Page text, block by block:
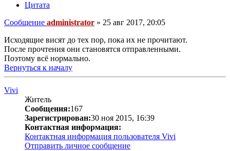
Цитата
Сообщение administrator » 25 авг 2017, 20:05
Исходящие висят до тех пор, пока их не прочитают.
После прочтения они становятся отправленными.
Поэтому всё нормально.
Вернуться к началу
Vivi
Житель
Сообщения:167
Зарегистрирован:30 ноя 2015, 16:39
Контактная информация:
Контактная информация пользователя Vivi
Отправить личное сообщение